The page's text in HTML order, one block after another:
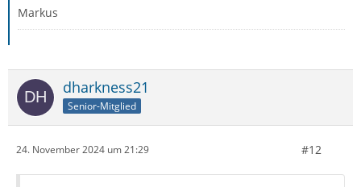
Markus
dharkness21
Senior-Mitglied
24. November 2024 um 21:29 #12